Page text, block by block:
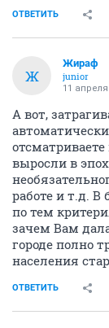
ОТВЕТИТЬ
Ж
Жираф
junior
11 апреля
А вот,
выросли в
работе и т.д.
по тем
зачем Вам
городе полно
населения
ОТВЕТИТЬ